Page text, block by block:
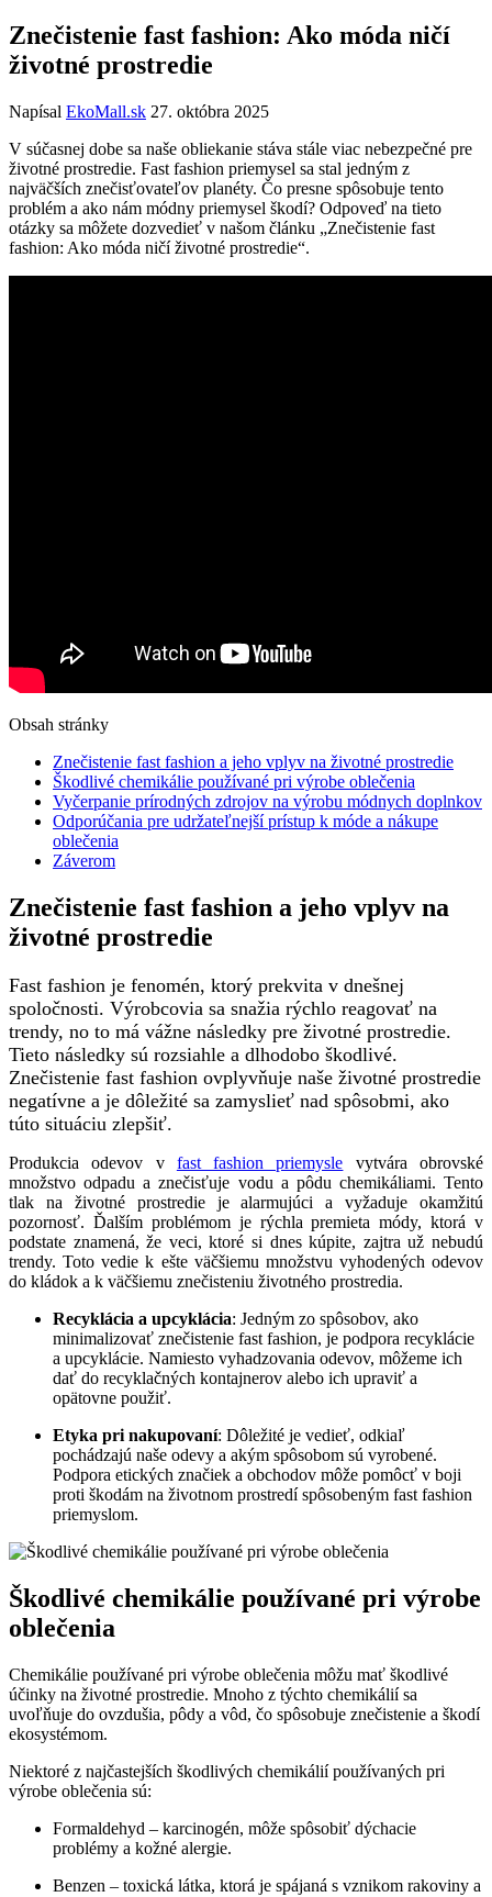
Znečistenie fast fashion: Ako móda ničí
životné prostredie
Napísal EkoMall.sk 27. októbra 2025
V súčasnej dobe sa naše obliekanie stáva stále viac nebezpečné pre
životné prostredie. Fast fashion priemysel sa stal jedným z
najväčších znečisťovateľov planéty. Čo presne spôsobuje tento
problém a ako nám módny priemysel škodí? Odpoveď na tieto
otázky sa môžete dozvedieť v našom článku „Znečistenie fast
fashion: Ako móda ničí životné prostredie“.
Obsah stránky
Znečistenie fast fashion a jeho vplyv na životné prostredie
Škodlivé chemikálie používané pri výrobe oblečenia
Vyčerpanie prírodných zdrojov na výrobu módnych doplnkov
Odporúčania pre udržateľnejší prístup k móde a nákupe
oblečenia
Záverom
Znečistenie fast fashion a jeho vplyv na
životné prostredie
Fast fashion je fenomén, ktorý prekvita v dnešnej
spoločnosti. Výrobcovia sa snažia rýchlo reagovať na
trendy, no to má vážne následky pre životné prostredie.
Tieto následky sú rozsiahle a dlhodobo škodlivé.
Znečistenie fast fashion ovplyvňuje naše životné prostredie
negatívne a je dôležité sa zamyslieť nad spôsobmi, ako
túto situáciu zlepšiť.
Produkcia odevov v fast fashion priemysle vytvára obrovské
množstvo odpadu a znečisťuje vodu a pôdu chemikáliami. Tento
tlak na životné prostredie je alarmujúci a vyžaduje okamžitú
pozornosť. Ďalším problémom je rýchla premieta módy, ktorá v
podstate znamená, že veci, ktoré si dnes kúpite, zajtra už nebudú
trendy. Toto vedie k ešte väčšiemu množstvu vyhodených odevov
do kládok a k väčšiemu znečisteniu životného prostredia.
Recyklácia a upcyklácia: Jedným zo spôsobov, ako
minimalizovať znečistenie fast fashion, je podpora recyklácie
a upcyklácie. Namiesto vyhadzovania odevov, môžeme ich
dať do recyklačných kontajnerov alebo ich upraviť a
opätovne použiť.
Etyka pri nakupovaní: Dôležité je vedieť, odkiaľ
pochádzajú naše odevy a akým spôsobom sú vyrobené.
Podpora etických značiek a obchodov môže pomôcť v boji
proti škodám na životnom prostredí spôsobeným fast fashion
priemyslom.
Škodlivé chemikálie používané pri výrobe
oblečenia
Chemikálie používané pri výrobe oblečenia môžu mať škodlivé
účinky na životné prostredie. Mnoho z týchto chemikálií sa
uvoľňuje do ovzdušia, pôdy a vôd, čo spôsobuje znečistenie a škodí
ekosystémom.
Niektoré z najčastejších škodlivých chemikálií používaných pri
výrobe oblečenia sú:
Formaldehyd – karcinogén, môže spôsobiť dýchacie
problémy a kožné alergie.
Benzen – toxická látka, ktorá je spájaná s vznikom rakoviny a